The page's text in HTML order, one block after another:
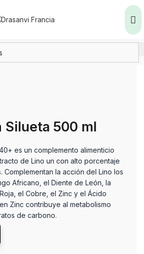
Silueta 500 ml
es un complemento alimenticio
de Lino un con alto porcentaje
Complementan la acción del Lino los
Africano, el Diente de León, la
el Cobre, el Zinc y el Ácido
Zinc contribuye al metabolismo
de carbono.